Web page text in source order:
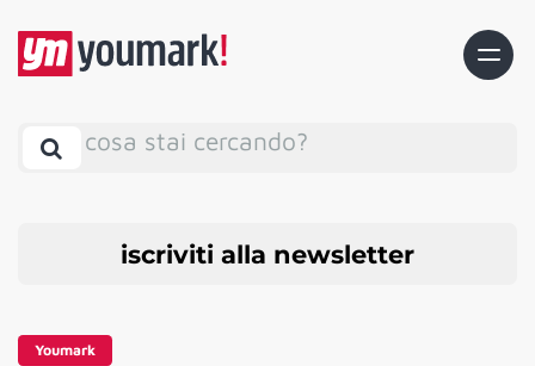
cosa stai cercando?
iscriviti alla newsletter
Youmark